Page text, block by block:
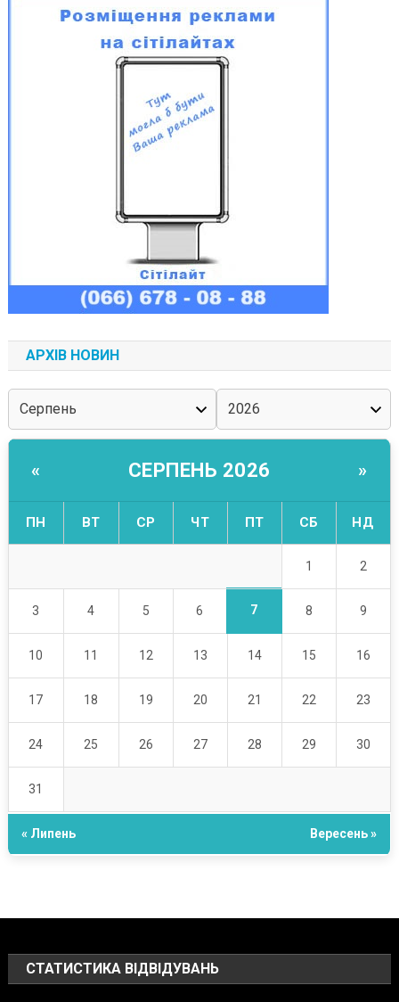
АРХІВ НОВИН
« СЕРПЕНЬ 2026 »
ПН ВТ СР ЧТ ПТ СБ НД
1 2
3 4 5 6 7 8 9
10 11 12 13 14 15 16
17 18 19 20 21 22 23
24 25 26 27 28 29 30
31
« Липень Вересень »
СТАТИСТИКА ВІДВІДУВАНЬ